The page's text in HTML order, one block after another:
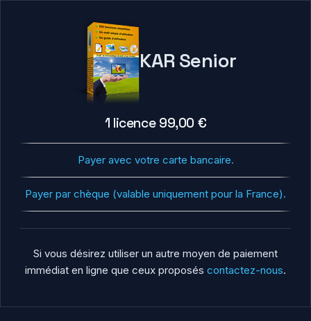
KAR Senior
1 licence 99,00 €
Payer avec votre carte bancaire.
Payer par chèque (valable uniquement pour la France).
Si vous désirez utiliser un autre moyen de paiement
immédiat en ligne que ceux proposés contactez-nous.